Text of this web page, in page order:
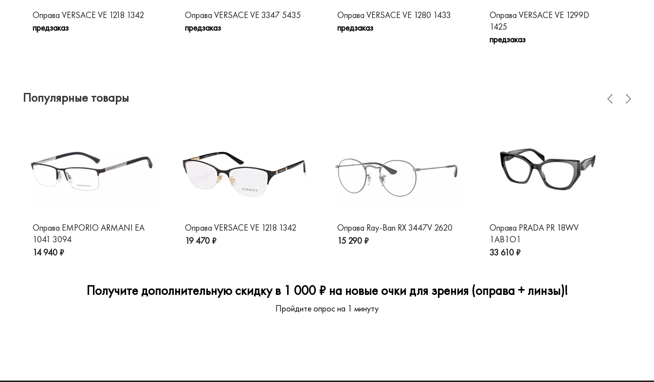
Оправа VERSACE VE 1218 1342
предзаказ
Оправа VERSACE VE 3347 5435
предзаказ
Оправа VERSACE VE 1280 1433
предзаказ
Оправа VERSACE VE 1299D
1425
предзаказ
Популярные товары
Оправа EMPORIO ARMANI EA
1041 3094
14 940 ₽
Оправа VERSACE VE 1218 1342
19 470 ₽
Оправа Ray-Ban RX 3447V 2620
15 290 ₽
Оправа PRADA PR 18WV
1AB1O1
33 610 ₽
Получите дополнительную скидку в 1 000 ₽ на новые очки для зрения (оправа + линзы)!
Пройдите опрос на 1 минуту